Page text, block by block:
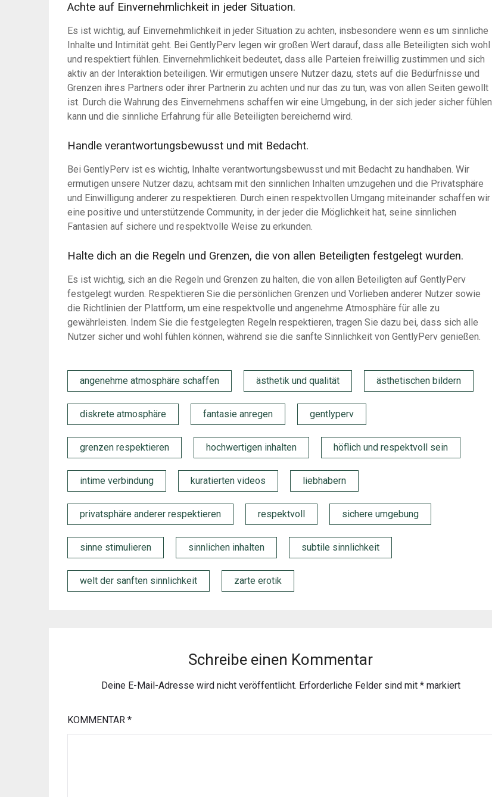
Achte auf Einvernehmlichkeit in jeder Situation.
Es ist wichtig, auf Einvernehmlichkeit in jeder Situation zu achten, insbesondere wenn es um sinnliche
Inhalte und Intimität geht. Bei GentlyPerv legen wir großen Wert darauf, dass alle Beteiligten sich wohl
und respektiert fühlen. Einvernehmlichkeit bedeutet, dass alle Parteien freiwillig zustimmen und sich
aktiv an der Interaktion beteiligen. Wir ermutigen unsere Nutzer dazu, stets auf die Bedürfnisse und
Grenzen ihres Partners oder ihrer Partnerin zu achten und nur das zu tun, was von allen Seiten gewollt
ist. Durch die Wahrung des Einvernehmens schaffen wir eine Umgebung, in der sich jeder sicher fühlen
kann und die sinnliche Erfahrung für alle Beteiligten bereichernd wird.
Handle verantwortungsbewusst und mit Bedacht.
Bei GentlyPerv ist es wichtig, Inhalte verantwortungsbewusst und mit Bedacht zu handhaben. Wir
ermutigen unsere Nutzer dazu, achtsam mit den sinnlichen Inhalten umzugehen und die Privatsphäre
und Einwilligung anderer zu respektieren. Durch einen respektvollen Umgang miteinander schaffen wir
eine positive und unterstützende Community, in der jeder die Möglichkeit hat, seine sinnlichen
Fantasien auf sichere und respektvolle Weise zu erkunden.
Halte dich an die Regeln und Grenzen, die von allen Beteiligten festgelegt wurden.
Es ist wichtig, sich an die Regeln und Grenzen zu halten, die von allen Beteiligten auf GentlyPerv
festgelegt wurden. Respektieren Sie die persönlichen Grenzen und Vorlieben anderer Nutzer sowie
die Richtlinien der Plattform, um eine respektvolle und angenehme Atmosphäre für alle zu
gewährleisten. Indem Sie die festgelegten Regeln respektieren, tragen Sie dazu bei, dass sich alle
Nutzer sicher und wohl fühlen können, während sie die sanfte Sinnlichkeit von GentlyPerv genießen.
angenehme atmosphäre schaffen ästhetik und qualität ästhetischen bildern
diskrete atmosphäre fantasie anregen gentlyperv
grenzen respektieren hochwertigen inhalten höflich und respektvoll sein
intime verbindung kuratierten videos liebhabern
privatsphäre anderer respektieren respektvoll sichere umgebung
sinne stimulieren sinnlichen inhalten subtile sinnlichkeit
welt der sanften sinnlichkeit zarte erotik
Schreibe einen Kommentar
Deine E-Mail-Adresse wird nicht veröffentlicht. Erforderliche Felder sind mit *markiert
KOMMENTAR*